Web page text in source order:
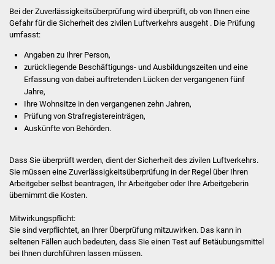
Bürger & Service
Dienstleistungen
Lebenslagen
Bürgerinfos
Bildung
Kindergärten
Bei der Zuverlässigkeitsüberprüfung wird überprüft, ob von Ihnen eine
Gefahrfür die Sicherheit des zivilen Luftverkehrs ausgeht . Die Prüfung
umfasst:
Angaben zu Ihrer Person,
zurückliegende Beschäftigungs- und Ausbildungszeiten und eine
Erfassung von dabei auftretenden Lücken der vergangenen fünf
Jahre,
Ihre Wohnsitze in den vergangenen zehn Jahren,
Prüfung von Strafregistereinträgen,
Auskünfte von Behörden.
Dass Sie überprüft werden, dient der Sicherheit des zivilen Luftverkehrs.
Sie müssen eine Zuverlässigkeitsüberprüfung in der Regel über Ihren
Arbeitgeber selbst beantragen, Ihr Arbeitgeber oder Ihre Arbeitgeberin
übernimmt die Kosten.
Mitwirkungspflicht:
Sie sind verpflichtet, an Ihrer Überprüfung mitzuwirken. Das kann in
seltenen Fällen auch bedeuten, dass Sie einen Test auf Betäubungsmittel
bei Ihnen durchführen lassen müssen.